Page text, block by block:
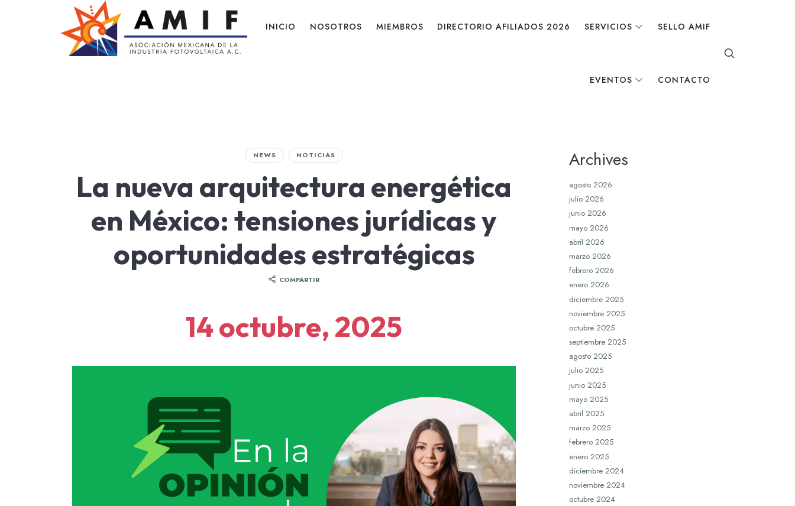
AMIF INICIO NOSOTROS MIEMBROS DIRECTORIO AFILIADOS 2026 SERVICIOS SELLO AMIF
EVENTOS CONTACTO
NEWS NOTICIAS
La nueva arquitectura energética
en México: tensiones jurídicas y
oportunidades estratégicas
COMPARTIR
14 octubre, 2025
Archives
agosto 2026
julio 2026
junio 2026
mayo 2026
abril 2026
marzo 2026
febrero 2026
enero 2026
diciembre 2025
noviembre 2025
octubre 2025
septiembre 2025
agosto 2025
julio 2025
junio 2025
mayo 2025
abril 2025
marzo 2025
febrero 2025
enero 2025
diciembre 2024
noviembre 2024
octubre 2024